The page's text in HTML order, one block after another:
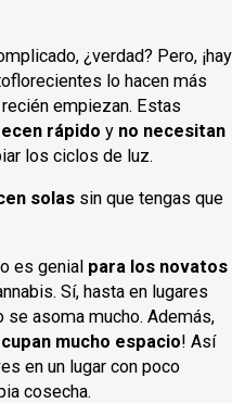
¿verdad? Pero, ¡hay
lo hacen más
empiezan. Estas
rápido y no necesitan
los ciclos de luz.
solas sin que tengas que
es genial para los novatos
Sí, hasta en lugares
asoma mucho. Además,
mucho espacio! Así
en un lugar con poco
cosecha.